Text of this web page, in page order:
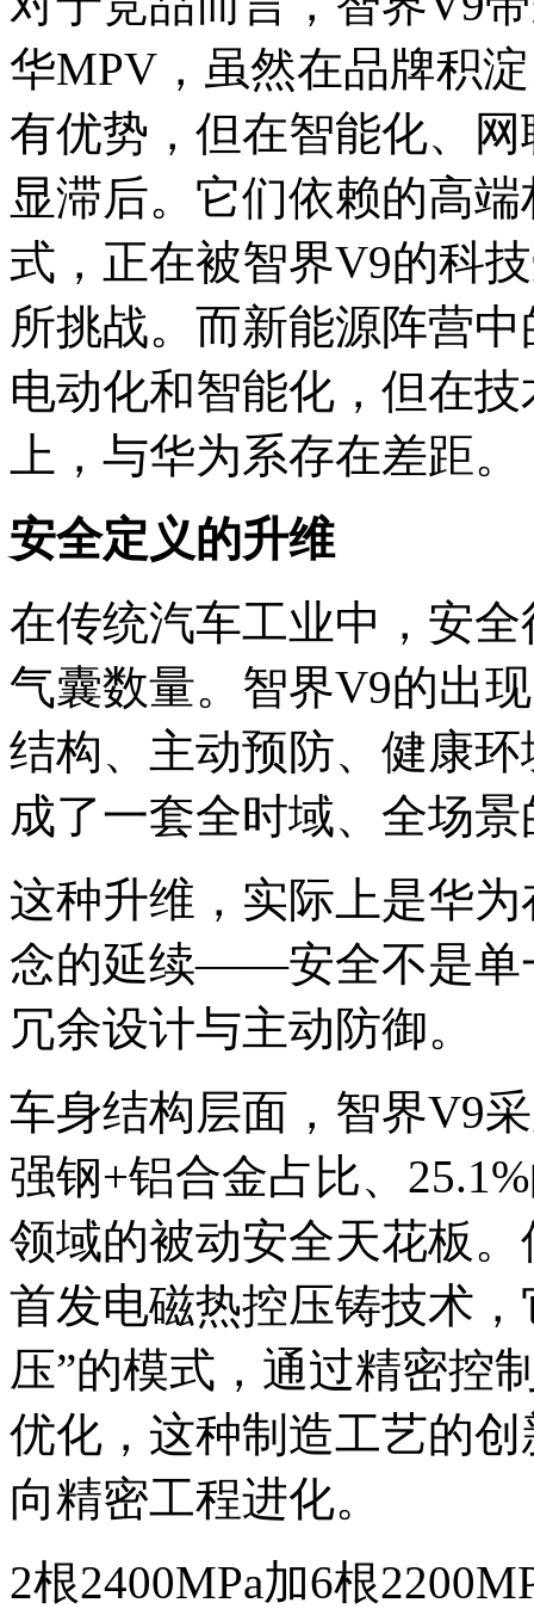
华MPV，虽然在品牌积
有优势，但在智能化、
显滞后。它们依赖的高
式，正在被智界V9的科
所挑战。而新能源阵营
电动化和智能化，但在
上，与华为系存在差距。
安全定义的升维
在传统汽车工业中，安
气囊数量。智界V9的出
结构、主动预防、健康
成了一套全时域、全场
这种升维，实际上是华
念的延续——安全不是单
冗余设计与主动防御。
车身结构层面，智界V9
强钢+铝合金占比、
领域的被动安全天花板
首发电磁热控压铸技术
压”的模式，通过精密控
优化，这种制造工艺的
向精密工程进化。
2根2400MPa加6根